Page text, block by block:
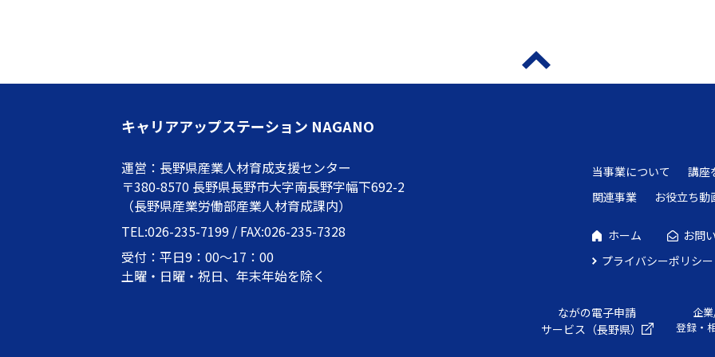
キャリアアップステーション NAGANO
運営：長野県産業人材育成支援センター
〒380-8570 長野県長野市大字南長野字幅下692-2
（長野県産業労働部産業人材育成課内）
TEL:026-235-7199 / FAX:026-235-7328
受付：平日9：00～17：00
土曜・日曜・祝日、年末年始を除く
当事業について
講座
関連事業
お役立ち動
ホーム
お問
プライバシーポリシー
ながの電子申請
サービス（長野県）
企
登録・